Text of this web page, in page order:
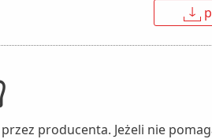
↓
producenta. Jeżeli nie